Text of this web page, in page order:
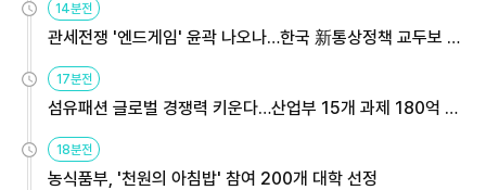
14분전
관세전쟁 '엔드게임' 윤곽 나오나…한국 新통상정책 교두보 활
용해야
17분전
섬유패션 글로벌 경쟁력 키운다…산업부 15개 과제 180억 지
원
18분전
농식품부, '천원의 아침밥' 참여 200개 대학 선정